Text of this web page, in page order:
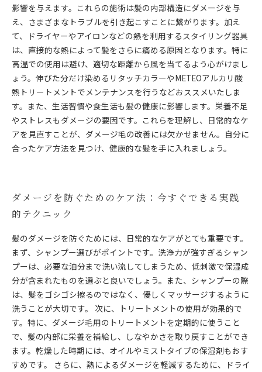
影響を与えます。これらの施術は髪の内部構造にダメージを与
え、さまざまなトラブルを引き起こすことに繋がります。加え
て、ドライヤーやアイロンなどの熱を利用するスタイリング器具
は、直接的な熱によって髪をさらに痛める原因となります。特に
高温での使用は避け、適切な距離から風を当てるよう心がけまし
ょう。伸びた分だけ染めるリタッチカラーやMETEOアルカリ酸
熱トリートメントでメンテナンスを行うなどおススメいたしま
す。また、生活習慣や食生活も髪の健康に影響します。栄養不足
やストレスもダメージの要因です。これらを理解し、日常的なケ
アを見直すことが、ダメージ毛の改善には欠かせません。自分に
合ったケア方法を見つけ、健康的な髪を手に入れましょう。
ダメージを防ぐためのケア法：今すぐできる実践
的テクニック
髪のダメージを防ぐためには、日常的なケアがとても重要です。
まず、シャンプー選びがポイントです。洗浄力が強すぎるシャン
プーは、必要な油分まで洗い流してしまうため、低刺激で保湿成
分が含まれたものを選ぶと良いでしょう。また、シャンプーの際
は、髪をゴシゴシ擦るのではなく、優しくマッサージするように
洗うことが大切です。 次に、トリートメントの使用が効果的で
す。特に、ダメージ毛用のトリートメントを定期的に使うこと
で、髪の内部に栄養を補給し、しなやかさを取り戻すことができ
ます。乾燥した時期には、オイルやミストタイプの保湿剤もおす
すめです。 さらに、熱によるダメージを軽減するために、ドライ